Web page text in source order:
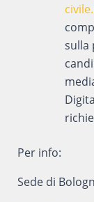
sulla
Per info:
Sede di